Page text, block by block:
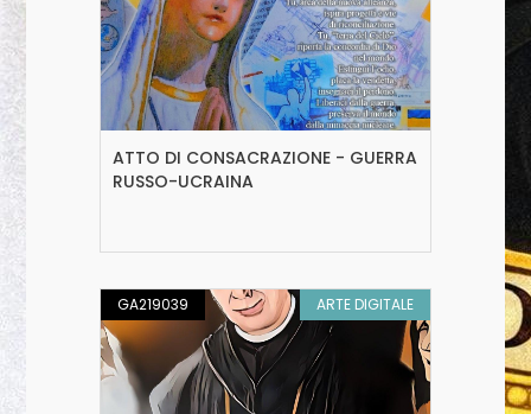
ATTO DI CONSACRAZIONE - GUERRA
RUSSO-UCRAINA
GA219039 ARTE DIGITALE